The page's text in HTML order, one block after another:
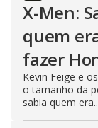
X-Men:
quem
fazer
Kevin Feige e
o tamanho da
sabia quem